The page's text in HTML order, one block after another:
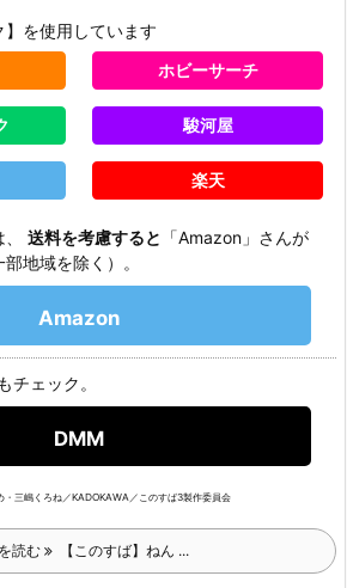
】を使用しています
ホビーサーチ
駿河屋
楽天
送料を考慮すると 「Amazon」さんが
地域を除く）。
Amazon
チェック。
DMM
三嶋くろね／KADOKAWA／このすば3製作委員会
読む 【このすば】ねん ...